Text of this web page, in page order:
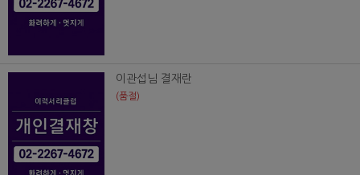
이관섭님 결재란
(품절)